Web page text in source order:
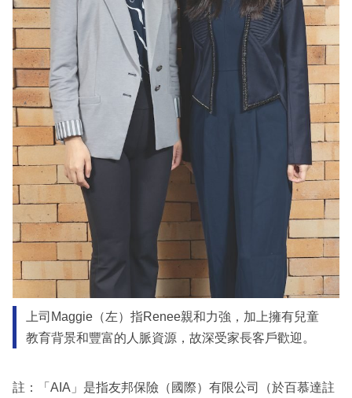
上司Maggie（左）指Renee親和力強，加上擁有兒童
教育背景和豐富的人脈資源，故深受家長客戶歡迎。
註：「AIA」是指友邦保險（國際）有限公司（於百慕達註